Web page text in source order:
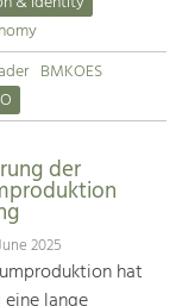
BMKOES
der
2025
hat